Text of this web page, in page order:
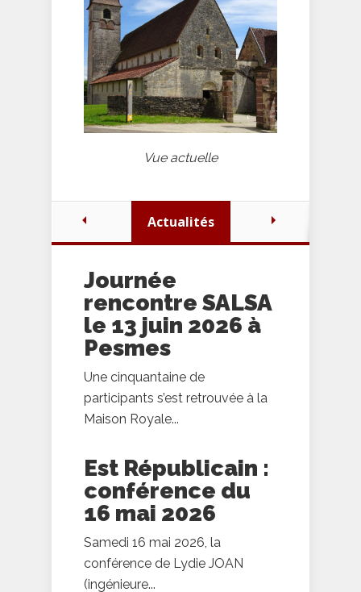
Vue actuelle
Actualités
Journée
rencontre SALSA
le 13 juin 2026 à
Pesmes
Une cinquantaine de
participants s’est retrouvée à la
Maison Royale...
Est Républicain :
conférence du
16 mai 2026
Samedi 16 mai 2026, la
conférence de Lydie JOAN
(ingénieure...